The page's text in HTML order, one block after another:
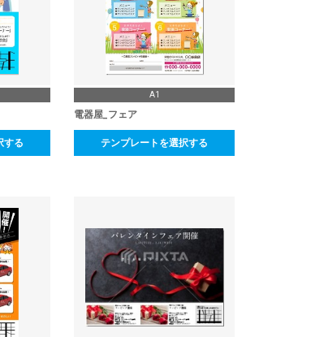
する
A1
電器屋_フェア
テンプレートを選択する